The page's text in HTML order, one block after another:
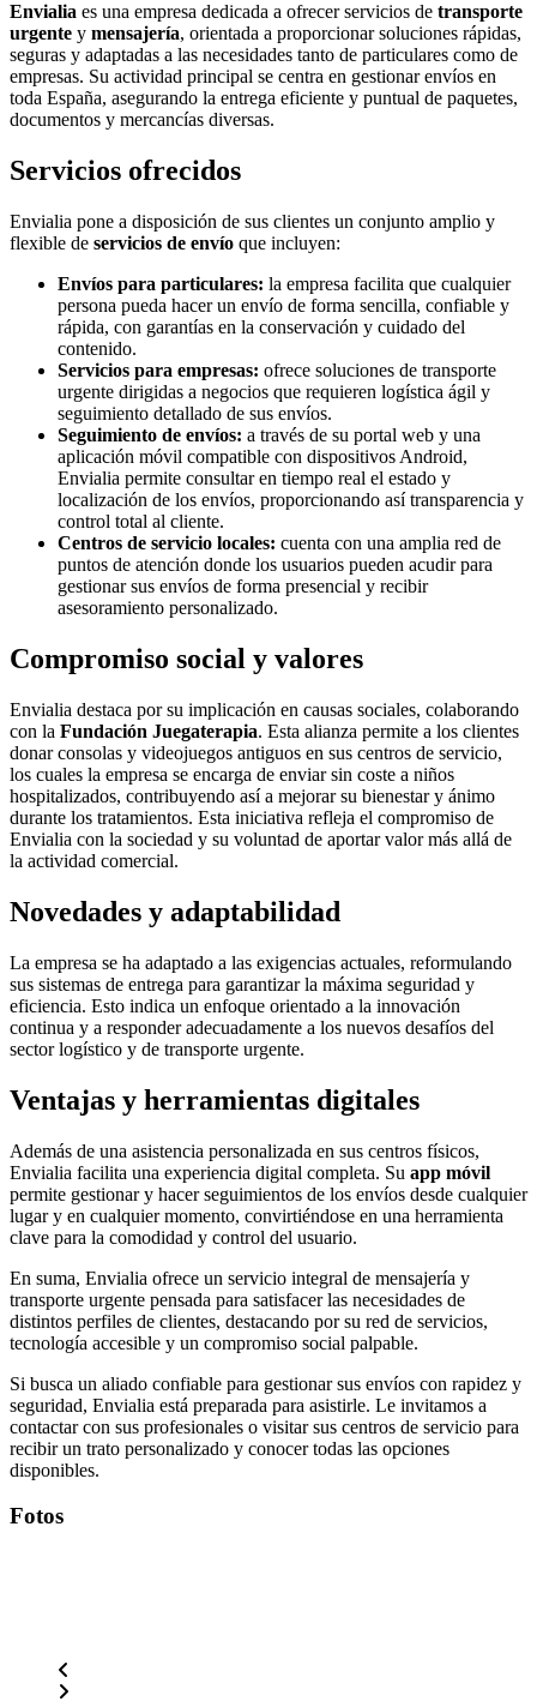
Envialia es una empresa dedicada a ofrecer servicios de transporte
urgente y mensajería, orientada a proporcionar soluciones rápidas,
seguras y adaptadas a las necesidades tanto de particulares como de
empresas. Su actividad principal se centra en gestionar envíos en
toda España, asegurando la entrega eficiente y puntual de paquetes,
documentos y mercancías diversas.
Servicios ofrecidos
Envialia pone a disposición de sus clientes un conjunto amplio y
flexible de servicios de envío que incluyen:
Envíos para particulares: la empresa facilita que cualquier
persona pueda hacer un envío de forma sencilla, confiable y
rápida, con garantías en la conservación y cuidado del
contenido.
Servicios para empresas: ofrece soluciones de transporte
urgente dirigidas a negocios que requieren logística ágil y
seguimiento detallado de sus envíos.
Seguimiento de envíos: a través de su portal web y una
aplicación móvil compatible con dispositivos Android,
Envialia permite consultar en tiempo real el estado y
localización de los envíos, proporcionando así transparencia y
control total al cliente.
Centros de servicio locales: cuenta con una amplia red de
puntos de atención donde los usuarios pueden acudir para
gestionar sus envíos de forma presencial y recibir
asesoramiento personalizado.
Compromiso social y valores
Envialia destaca por su implicación en causas sociales, colaborando
con la Fundación Juegaterapia. Esta alianza permite a los clientes
donar consolas y videojuegos antiguos en sus centros de servicio,
los cuales la empresa se encarga de enviar sin coste a niños
hospitalizados, contribuyendo así a mejorar su bienestar y ánimo
durante los tratamientos. Esta iniciativa refleja el compromiso de
Envialia con la sociedad y su voluntad de aportar valor más allá de
la actividad comercial.
Novedades y adaptabilidad
La empresa se ha adaptado a las exigencias actuales, reformulando
sus sistemas de entrega para garantizar la máxima seguridad y
eficiencia. Esto indica un enfoque orientado a la innovación
continua y a responder adecuadamente a los nuevos desafíos del
sector logístico y de transporte urgente.
Ventajas y herramientas digitales
Además de una asistencia personalizada en sus centros físicos,
Envialia facilita una experiencia digital completa. Su app móvil
permite gestionar y hacer seguimientos de los envíos desde cualquier
lugar y en cualquier momento, convirtiéndose en una herramienta
clave para la comodidad y control del usuario.
En suma, Envialia ofrece un servicio integral de mensajería y
transporte urgente pensada para satisfacer las necesidades de
distintos perfiles de clientes, destacando por su red de servicios,
tecnología accesible y un compromiso social palpable.
Si busca un aliado confiable para gestionar sus envíos con rapidez y
seguridad, Envialia está preparada para asistirle. Le invitamos a
contactar con sus profesionales o visitar sus centros de servicio para
recibir un trato personalizado y conocer todas las opciones
disponibles.
Fotos